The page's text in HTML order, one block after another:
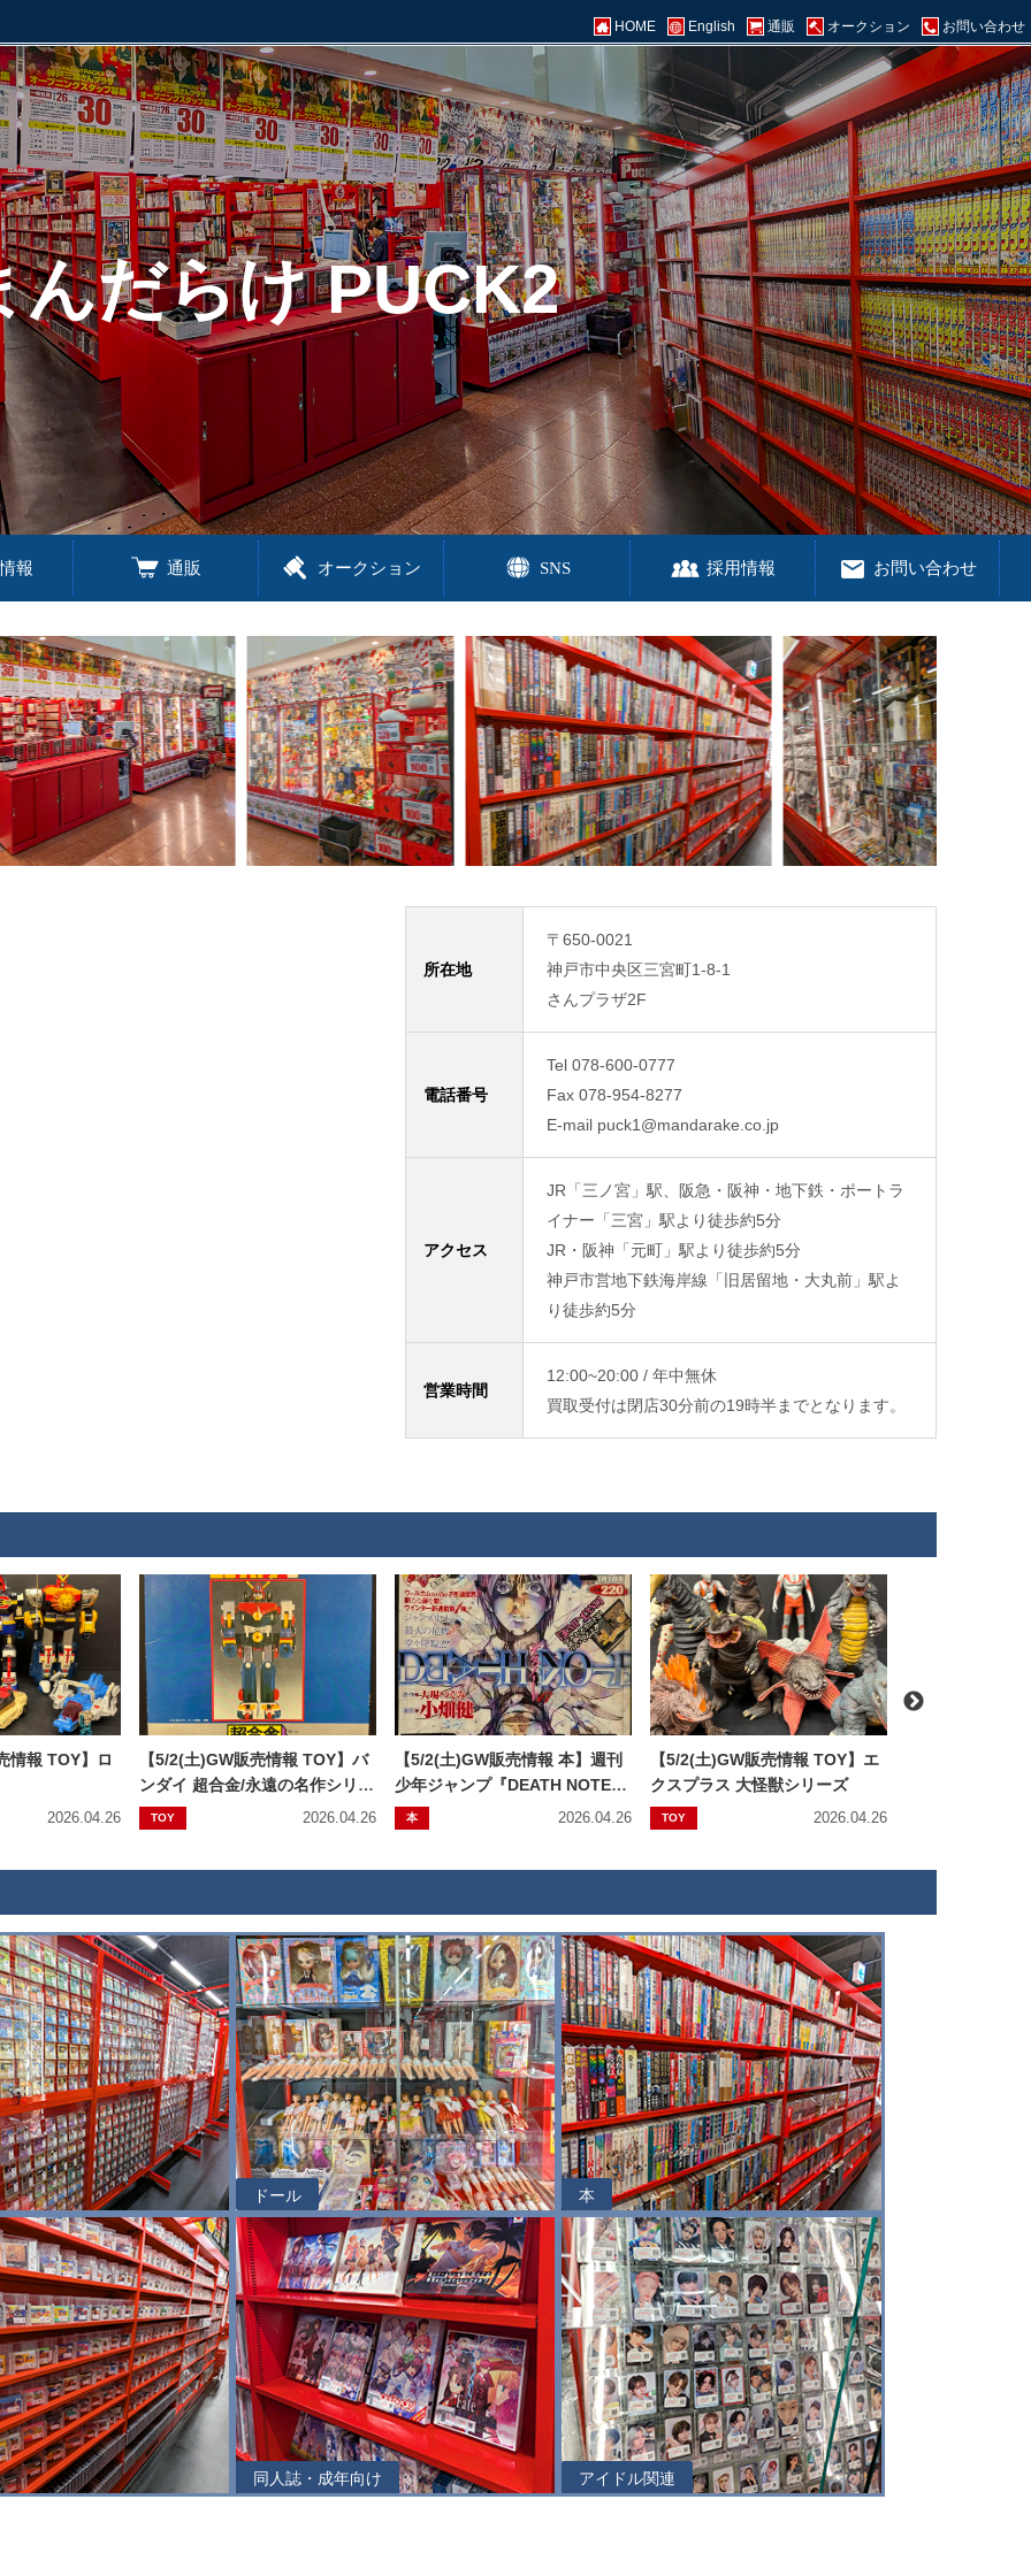
HOME English 通販 オークション お問い合わせ
んだらけ PUCK2
報 通販 オークション SNS 採用情報 お問い合わせ
所在地
〒650-0021
神戸市中央区三宮町1-8-1
さんプラザ2F
電話番号
Tel 078-600-0777
Fax 078-954-8277
E-mail puck1@mandarake.co.jp
アクセス
JR「三ノ宮」駅、阪急・阪神・地下鉄・ポートラ
イナー「三宮」駅より徒歩約5分
JR・阪神「元町」駅より徒歩約5分
神戸市営地下鉄海岸線「旧居留地・大丸前」駅よ
り徒歩約5分
営業時間
12:00~20:00 / 年中無休
買取受付は閉店30分前の19時半までとなります。
情報 TOY】ロ
2026.04.26
【5/2(土)GW販売情報 TOY】バ
ンダイ 超合金/永遠の名作シリー
ズ DX電磁合体コン・バトラーV
TOY 2026.04.26
【5/2(土)GW販売情報 本】週刊
少年ジャンプ『DEATH NOTE』
新連載&『銀魂』新連載予告号出
します
本 2026.04.26
【5/2(土)GW販売情報 TOY】エ
クスプラス 大怪獣シリーズ
TOY 2026.04.26
ドール 本
同人誌・成年向け アイドル関連